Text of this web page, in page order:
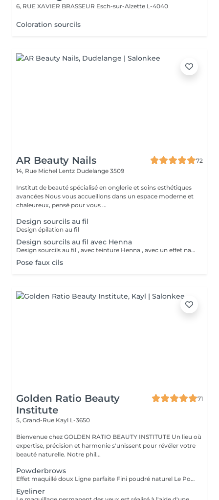
6, RUE XAVIER BRASSEUR Esch-sur-Alzette L-4040
Coloration sourcils
AR Beauty Nails
72
14, Rue Michel Lentz Dudelange 3509
Institut de beauté spécialisé en onglerie et soins esthétiques
avancées Nous vous accueillons dans un espace moderne et
chaleureux, pensé pour vous ...
Design sourcils au fil
Design épilation au fil
Design sourcils au fil avec Henna
Design sourcils au fil , avec teinture Henna , avec un effet naturel et complet pour les sourcils , durabilité 15jours
Pose faux cils
Golden Ratio Beauty
Institute
71
5, Grand-Rue Kayl L-3650
Bienvenue chez GOLDEN RATIO BEAUTY INSTITUTE Un lieu où
expertise, précision et harmonie s'unissent pour révéler votre
beauté naturelle. Notre phil...
Powderbrows
Effet maquillé doux Ligne parfaite Fini poudré naturel Le Powder Brows, aussi appelé « technique d'ombrage » ou shading full, est une méthode de maquillage semi-permanent qui crée un effet de sourcils maquillés au crayon ou à la poudre, tout en restant subtil et aérien. Contrairement au microblading (effet poil à poil), cette technique utilise une pigmentation en dégradé, plus dense vers la queue du sourcil et plus légère à la tête, pour un résultat fondu, structuré et sans démarcation. Idéal pour : les peaux grasses ou matures (où le microblading tient moins bien), celles qui aiment un effet maquillé sans effort, redonner de la densité à des sourcils trop épilés ou décolorés. Résultat : des sourcils nets, symétriques, doux et élégants sans maquillage, tous les jours. Tenue : 1 à 2 ans selon le type de peau et les soins apportés.
Eyeliner